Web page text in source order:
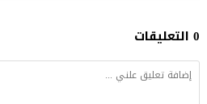
0 التعليقات